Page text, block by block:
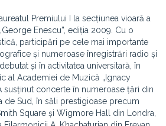
Premiului I la secțiunea vioară a
Enescu”, ediția 2009. Cu o
participări pe cele mai importante
și numeroase înregistrări radio și
și în activitatea universitară, în
al Academiei de Muzică „Ignacy
susținut concerte în numeroase țări din
de Sud, în săli prestigioase precum
Square și Wigmore Hall din Londra,